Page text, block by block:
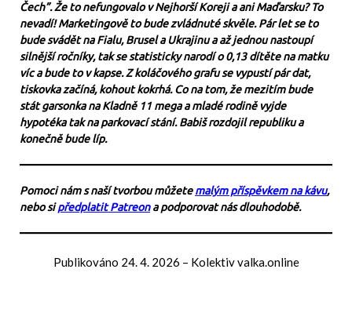
Čech”. Že to nefungovalo v Nejhorší Koreji a ani Maďarsku? To
nevadí! Marketingově to bude zvládnuté skvěle. Pár let se to
bude svádět na Fialu, Brusel a Ukrajinu a až jednou nastoupí
silnější ročníky, tak se statisticky narodí o 0,13 dítěte na matku
víc a bude to v kapse. Z koláčového grafu se vypustí pár dat,
tiskovka začíná, kohout kokrhá. Co na tom, že mezitím bude
stát garsonka na Kladně 11 mega a mladé rodině vyjde
hypotéka tak na parkovací stání. Babiš rozdojil republiku a
konečně bude líp.
Pomoci nám s naší tvorbou můžetemalým příspěvkem na kávu,
nebo sipředplatit Patreona podporovat nás dlouhodobě.
Publikováno 24. 4. 2026 – Kolektiv valka.online